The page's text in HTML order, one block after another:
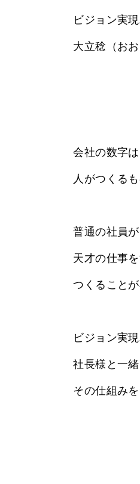
ビジョン実
大立稔（お
会社の数字は
人がつくる
普通の社員が
天才の仕事
つくること
ビジョン実
社長様と一
その仕組み